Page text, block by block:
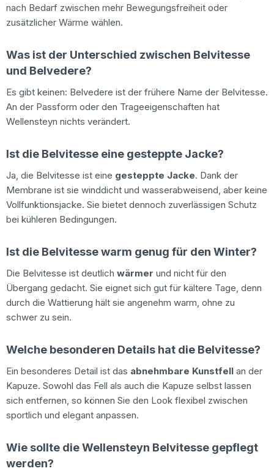
nach Bedarf zwischen mehr Bewegungsfreiheit oder
zusätzlicher Wärme wählen.
Was ist der Unterschied zwischen Belvitesse
und Belvedere?
Es gibt keinen: Belvedere ist der frühere Name der Belvitesse.
An der Passform oder den Trageeigenschaften hat
Wellensteyn nichts verändert.
Ist die Belvitesse eine gesteppte Jacke?
Ja, die Belvitesse ist eine gesteppte Jacke. Dank der
Membrane ist sie winddicht und wasserabweisend, aber keine
Vollfunktionsjacke. Sie bietet dennoch zuverlässigen Schutz
bei kühleren Bedingungen.
Ist die Belvitesse warm genug für den Winter?
Die Belvitesse ist deutlich wärmer und nicht für den
Übergang gedacht. Sie eignet sich gut für kältere Tage, denn
durch die Wattierung hält sie angenehm warm, ohne zu
schwer zu sein.
Welche besonderen Details hat die Belvitesse?
Ein besonderes Detail ist das abnehmbare Kunstfell an der
Kapuze. Sowohl das Fell als auch die Kapuze selbst lassen
sich entfernen, so können Sie den Look flexibel zwischen
sportlich und elegant anpassen.
Wie sollte die Wellensteyn Belvitesse gepflegt
werden?